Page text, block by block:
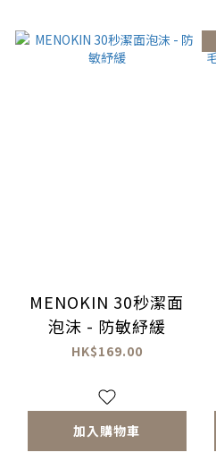
MENOKIN 30秒潔面
泡沫 - 防敏紓緩
HK$169.00
加入購物車